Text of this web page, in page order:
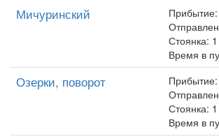
Мичуринский
Стоянка:
Время в
Озерки, поворот
Стоянка:
Время в